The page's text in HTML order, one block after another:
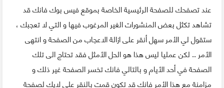
عند تصفحك للصفحة الرئيسية الخاصة بموقع فيس بوك فانك قد
تشاهد تكثل بعض المنشورات الغير المرغوب فيها و التي لا تعجبك ،
ستقول لي الأمر سهل أنقر على ازالة الاعجاب من الصفحة و انتهى
الأمر .. لكن عمليا ليس هذا هو الحل الأمثل فقد تحتاج الى تلك
الصفحة في أحد الأيام و بالتالي فانك تخسر الصفحة غير ذلك و
مزامنة مع هذا الأمر فانك قد تكون قمت بالنقر على لايك لصفحة